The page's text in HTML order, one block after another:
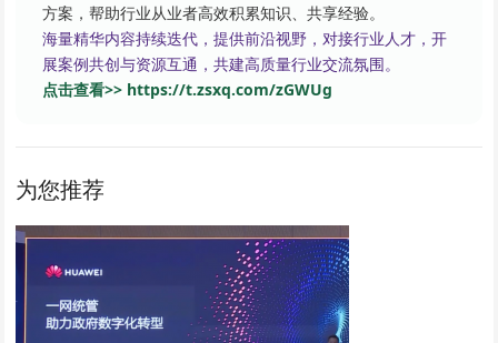
方案，帮助行业从业者高效积累知识、共享经验。
海量精华内容持续迭代，提供前沿视野，对接行业人才，开
展案例共创与资源互通，共建高质量行业交流氛围。
点击查看>> https://t.zsxq.com/zGWUg
为您推荐